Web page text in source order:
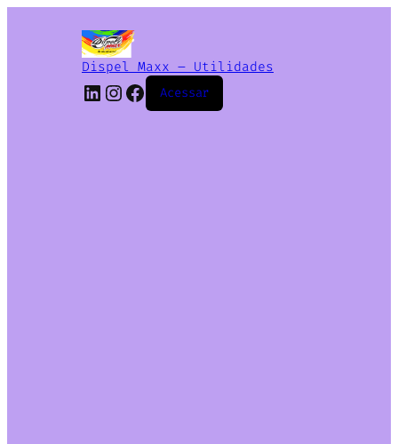
Dispel Maxx – Utilidades
Acessar